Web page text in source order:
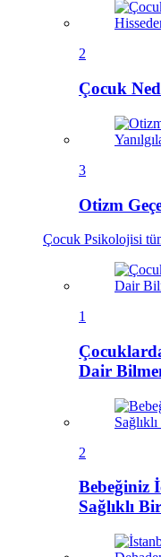
2
Çocuk
3
Otizm
Çocuk Psikolojisi
1
Dair
2
Bebeğiniz
Sağlıklı